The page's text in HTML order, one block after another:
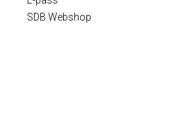
SDB Webshop